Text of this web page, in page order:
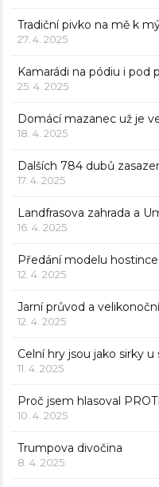
Tradiční pivko na mě k
27. 4. 2025
Kamarádi na pódiu i pod
25. 4. 2025
Domácí mazanec už je
18. 4. 2025
Dalších 784 dubů
17. 4. 2025
Landfrasova zahrada a
16. 4. 2025
Předání modelu
12. 4. 2025
Jarní průvod a
12. 4. 2025
Celní hry jsou jako sirky u
11. 4. 2025
Proč jsem hlasoval
10. 4. 2025
Trumpova divočina
8. 4. 2025